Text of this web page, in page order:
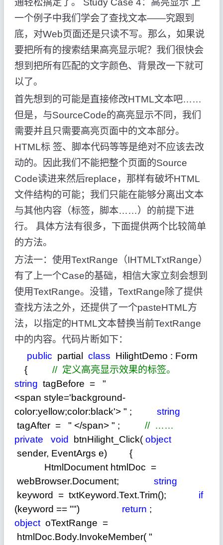
一个例子中我们学会了查找文本——究跟到
底，对Web页面还是只读不写。那么，如果说
要把所有的搜索结果高亮显示呢？我们很快会
想到把所有匹配的文字颜色、背景改一下就可
以了。
首先想到的可能是直接修改HTML文本吧……
但是，与SourceCode的高亮显示不同，我们
需要并且只需要高亮页面中的文本部分。
HTML标 签、脚本代码等等是绝对不应该去改
动的。因此我们不能把整个页面的Source
Code读进来然后replace，那样有破坏HTML
文件结构的可能；我们只能在能够分离出文本
与其他内容（标签，脚本……）的前提下进
行。 具体方法有很多，下面提供两个比较简单
的方法。
方法一：使用TextRange（IHTMLTxtRange）
有了上一个Case的基础，相信大家立刻会想到
使用TextRange。没错，TextRange除了提供
查找方法之外，还提供了一个pasteHTML方
法，以指定的HTML文本替换当前TextRange
中的内容。代码片断如下：
public partial class HilightDemo : Form
{
// 定义高亮显示效果的标签。
string tagBefore =
"
<span style='background-
color:yellow;color:black'> " ;
string
tagAfter = " </span> " ; // ……
private
void btnHilight_Click( object
sender, EventArgs e) {
HtmlDocument htmlDoc =
webBrowser.Document;
string
keyword
= txtKeyword.Text.Trim(); if
(keyword == "") return ;
object oTextRange =
htmlDoc.Body.InvokeMember( "